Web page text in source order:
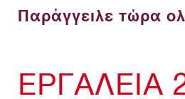
Παράγγειλε τώρα
ΕΡΓΑΛΕΙΑ